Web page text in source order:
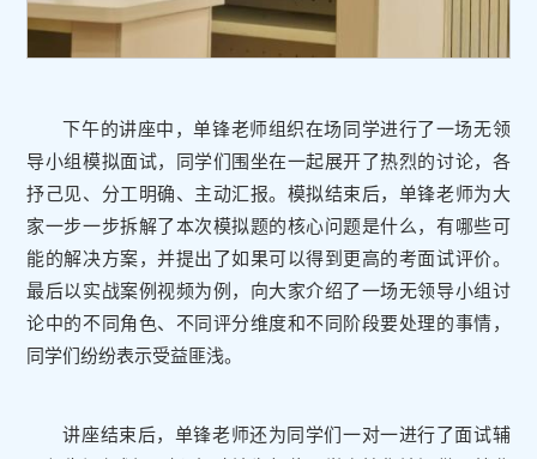
下午的讲座中，单锋老师组织在场同学进行了一场无领
导小组模拟面试，同学们围坐在一起展开了热烈的讨论，各
抒己见、分工明确、主动汇报。模拟结束后，单锋老师为大
家一步一步拆解了本次模拟题的核心问题是什么，有哪些可
能的解决方案，并提出了如果可以得到更高的考面试评价。
最后以实战案例视频为例，向大家介绍了一场无领导小组讨
论中的不同角色、不同评分维度和不同阶段要处理的事情，
同学们纷纷表示受益匪浅。
讲座结束后，单锋老师还为同学们一对一进行了面试辅